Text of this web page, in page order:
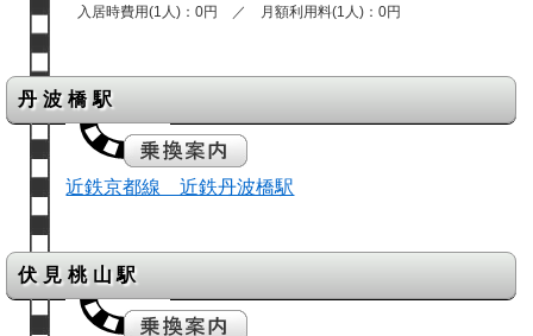
入居時費用(1人)：0円 ／ 月額利用料(1人)：0円
丹波橋駅
近鉄京都線 近鉄丹波橋駅
伏見桃山駅